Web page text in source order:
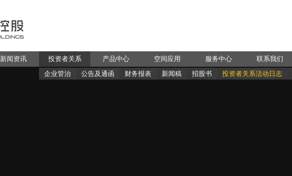
新闻资讯
投资者关系
企业管治
公告及通函 财务报表 新闻稿 招股书 投资者关系活动日志
产品中心 空间应用 服务中心 联系我们